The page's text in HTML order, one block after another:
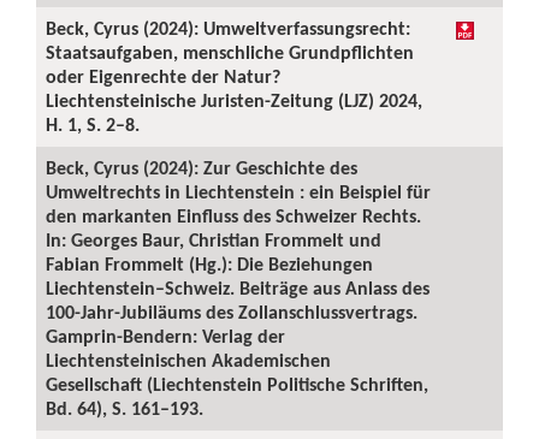
Beck, Cyrus (2024): Umweltverfassungsrecht:
Staatsaufgaben, menschliche Grundpflichten
oder Eigenrechte der Natur?
Liechtensteinische Juristen-Zeitung (LJZ) 2024,
H. 1, S. 2–8.
Beck, Cyrus (2024): Zur Geschichte des
Umweltrechts in Liechtenstein : ein Beispiel für
den markanten Einfluss des Schweizer Rechts.
In: Georges Baur, Christian Frommelt und
Fabian Frommelt (Hg.): Die Beziehungen
Liechtenstein–Schweiz. Beiträge aus Anlass des
100-Jahr-Jubiläums des Zollanschlussvertrags.
Gamprin-Bendern: Verlag der
Liechtensteinischen Akademischen
Gesellschaft (Liechtenstein Politische Schriften,
Bd. 64), S. 161–193.